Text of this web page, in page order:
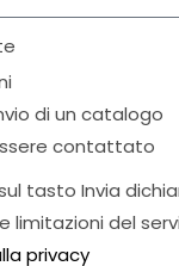
di un catalogo
contattato
tasto Invia
del
privacy